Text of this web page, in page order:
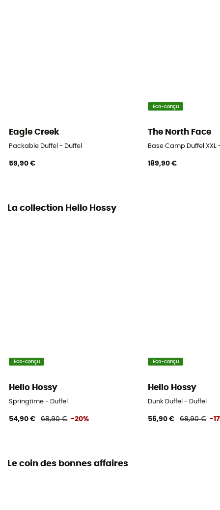
Eagle Creek
Packable Duffel - Duffel
59,90 €
Eco-conçu
The North Face
Base Camp Duffel XXL
189,90 €
La collection Hello Hossy
Eco-conçu
Hello Hossy
Springtime - Duffel
54,90 € 68,90 € -20%
Eco-conçu
Hello Hossy
Dunk Duffel - Duffel
56,90 € 68,90 € -
Le coin des bonnes affaires